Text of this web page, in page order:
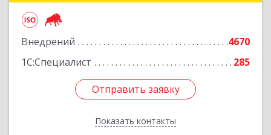
Внедрений
4670
1С:Специалист
285
Отправить заявку
Показать контакты
Отправить заявку
Назад